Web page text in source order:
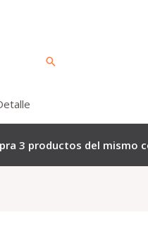
Buscar
3 productos del mismo